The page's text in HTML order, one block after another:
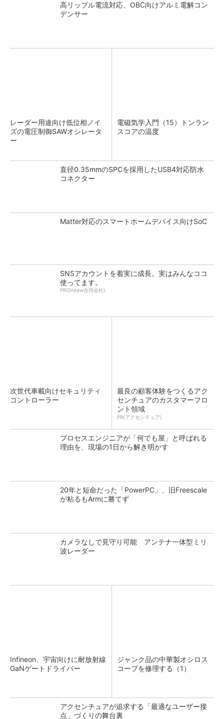
高リップル電流対応、OBC向けアルミ電解コン
デンサー
レーダー用途向け低位相ノイ
ズの電圧制御SAWオシレータ
ー
電磁気学入門（15）トンラン
スコアの温度
直径0.35mmのSPCを採用したUSB4対応防水
コネクター
Matter対応のスマートホームデバイス向けSoC
SNSアカウントを着実に成長。実はみんなココ
使ってます。
PR(Dreaw合同会社)
次世代車載向けセキュリティ
コントローラー
最良の顧客体験をつくるアク
センチュアのカスタマーフロ
ント領域
PR(アクセンチュア)
プロセスエンジニアが「何でも屋」と呼ばれる
理由を、現場の1日から解き明かす
20年と短命だった「PowerPC」、旧Freescale
が粘るもArmに勝てず
カメラなしで見守り可能 アンテナ一体型ミリ
波レーダー
Infineon、宇宙向けに耐放射線
GaNゲートドライバー
ジャンク品の中華製オシロス
コープを修理する（1）
アクセンチュアが追求する「最適なユーザー接
点」づくりの舞台裏